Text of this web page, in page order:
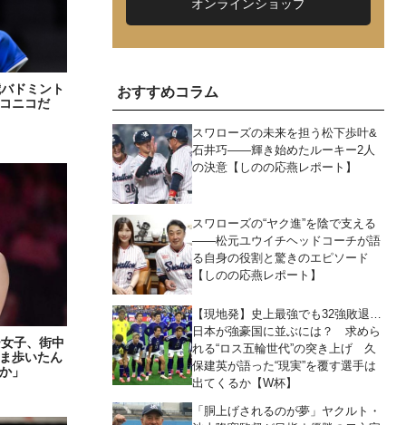
ドミント
ニコだ
子、街中
歩いたん
」
オンラインショップ
おすすめコラム
スワローズの未来を担う松下歩叶&
石井巧――輝き始めたルーキー2人
の決意【しのの応燕レポート】
スワローズの“ヤク進”を陰で支える
――松元ユウイチヘッドコーチが語
る自身の役割と驚きのエピソード
【しのの応燕レポート】
【現地発】史上最強でも32強敗退…
日本が強豪国に並ぶには？ 求めら
れる“ロス五輪世代”の突き上げ 久
保建英が語った“現実”を覆す選手は
出てくるか【W杯】
「胴上げされるのが夢」ヤクルト・